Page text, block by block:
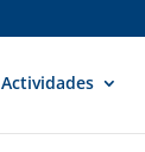
Actividades